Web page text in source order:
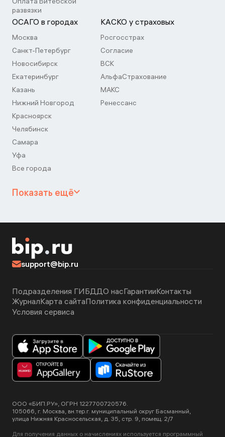
развязки
ОСАГО в городах
Москва
Санкт-Петербург
Новосибирск
Екатеринбург
Казань
Нижний Новгород
Красноярск
Челябинск
Самара
Уфа
Все города
КАСКО у страховых
Росгосстрах
Согласие
ВСК
АльфаСтрахование
МАКС
Ренессанс
Показать ещё
support@bip.ru
Подразделения ГИБДДО насГарантииКонтакты
ЖурналКарта сайтаПолитика конфиденциальности
Условия сервиса
ООО «БИП.РУ», ОГРН 1227700720576.
105066, г. Москва, вн.тер.г. муниципальный округ Басманный,
улица Нижняя Красносельская, д. 35, стр. 9, помещ. 2/7
Для получения данных о начислениях используется программный